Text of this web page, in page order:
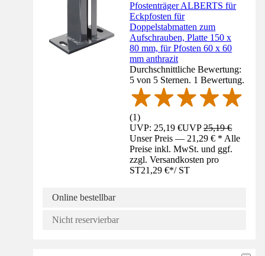
Pfostenträger ALBERTS für
Eckpfosten für
Doppelstabmatten zum
Aufschrauben, Platte 150 x
80 mm, für Pfosten 60 x 60
mm anthrazit
Durchschnittliche Bewertung:
5 von 5 Sternen. 1 Bewertung.
(1)
UVP: 25,19 €UVP25,19 €
Unser Preis — 21,29 € * Alle
Preise inkl. MwSt. und ggf.
zzgl. Versandkosten pro
ST21,29 €*/ ST
Online bestellbar
Nicht reservierbar